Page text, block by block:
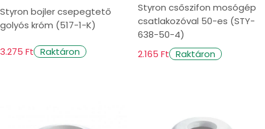
Styron bojler csepegtető
golyós króm (517-1-K)
3.275 Ft Raktáron
Styron csőszifon mosógép
csatlakozóval 50-es (STY-
638-50-4)
2.165 Ft Raktáron